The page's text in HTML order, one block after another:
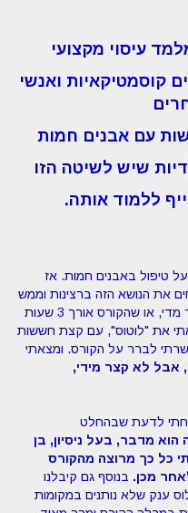
קוסמטיקאיות ואנשי
עם אבנים חמות
שיש לשיטה הזו
ללמוד אותה.
טיפול באבנים חמות. אז
את הנושא הזה ברצינות וממש
לא פשוט למצוא קורס "נורמלי". או שיקר מדי, או שהקורס אורך 3 שעות
את "לוטוס", עם קצת חששות
לברר על הקורס. ומצאתי
אבל לא קצר מידי,
לדעת שבהחלט
מדבר, בעל ניסיון, בן
כל כך מרוצה מהקורס
מכן. בנוסף גם קיבלנו
ענק שלא נותנים במקומות